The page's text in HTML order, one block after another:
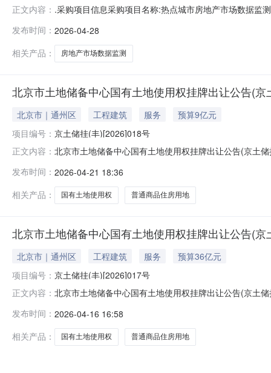
正文内容： .采购项目信息采购项目名称:热点城市房地产市场数据
（北京）有限公司采购代理机构角色:采购代理机构采购
发布时间： 2026-04-28
相关产品：
房地产市场数据监测
北京市土地储备中心国有土地使用权挂牌出让公告(
北京市｜通州区 工程建筑 服务
预算9亿元
项目编号： 京土储挂(丰)[2026]018号
正文内容： 北京市土地储备中心国有土地使用权挂牌出让公告(京土
公告如下：一、挂牌出让方式地块的基本情况和规划指
发布时间： 2026-04-21 18:36
相关产品：
国有土地使用权 普通商品住房用地
北京市土地储备中心国有土地使用权挂牌出让公告(
北京市｜通州区 工程建筑 服务
预算36亿元
项目编号： 京土储挂(丰)[2026]017号
正文内容： 北京市土地储备中心国有土地使用权挂牌出让公告(京土
公告如下：一、挂牌出让方式地块的基本情况和规划指
发布时间： 2026-04-16 16:58
相关产品：
国有土地使用权 普通商品住房用地